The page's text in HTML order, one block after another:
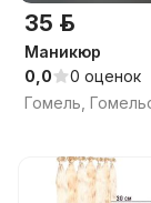
35 р.
Маникюр
0,0
0 оценок